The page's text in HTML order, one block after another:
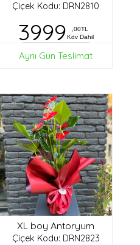
Çiçek Kodu: DRN2810
3999
,00TL
Kdv Dahil
Aynı Gün Teslimat
XL boy Antoryum
Çiçek Kodu: DRN2823